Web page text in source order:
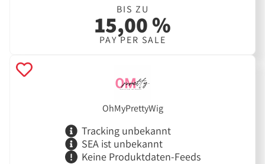
BIS ZU
15,00 %
PAY PER SALE
OhMyPrettyWig
Tracking unbekannt
SEA ist unbekannt
Keine Produktdaten-Feeds